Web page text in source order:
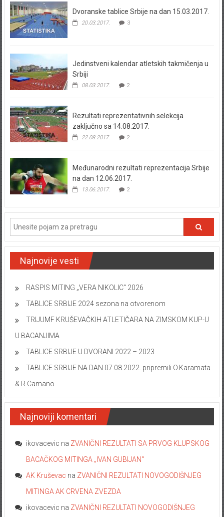
Dvoranske tablice Srbije na dan 15.03.2017.
20.03.2017. 3
Jedinstveni kalendar atletskih takmičenja u
Srbiji
08.03.2017. 2
Rezultati reprezentativnih selekcija
zaključno sa 14.08.2017.
22.08.2017. 2
Međunarodni rezultati reprezentacija Srbije
na dan 12.06.2017.
13.06.2017. 2
Najnovije vesti
RASPIS MITING „VERA NIKOLIC“ 2026
TABLICE SRBIJE 2024 sezona na otvorenom
TRIJUMF KRUŠEVAČKIH ATLETIČARA NA ZIMSKOM KUP-U
U BACANJIMA
TABLICE SRBIJE U DVORANI 2022 – 2023
TABLICE SRBIJE NA DAN 07.08.2022. pripremili O.Karamata
& R.Camano
Najnoviji komentari
ikovacevic na ZVANIČNI REZULTATI SA PRVOG KLUPSKOG
BACAČKOG MITINGA „IVAN GUBIJAN“
AK Kruševac na ZVANIČNI REZULTATI NOVOGODIŠNJEG
MITINGA AK CRVENA ZVEZDA
ikovacevic na ZVANIČNI REZULTATI NOVOGODIŠNJEG